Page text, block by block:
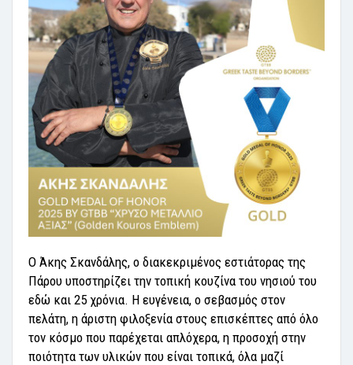
Ο Άκης Σκανδάλης, ο διακεκριμένος εστιάτορας της
Πάρου υποστηρίζει την τοπική κουζίνα του νησιού του
εδώ και 25 χρόνια. Η ευγένεια, ο σεβασμός στον
πελάτη, η άριστη φιλοξενία στους επισκέπτες από όλο
τον κόσμο που παρέχεται απλόχερα, η προσοχή στην
ποιότητα των υλικών που είναι τοπικά, όλα μαζί